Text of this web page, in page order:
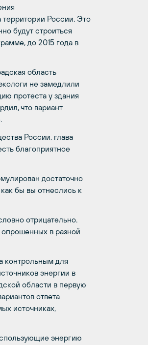
России. Это
будут строиться
до 2015 года в
область
не замедлили
протеста у здания
что вариант
России, глава
благоприятное
достаточно
бы вы отнеслись к
отрицательно.
опрошенных в разной
контрольным для
энергии в
области в первую
ответа
источниках,
энергию